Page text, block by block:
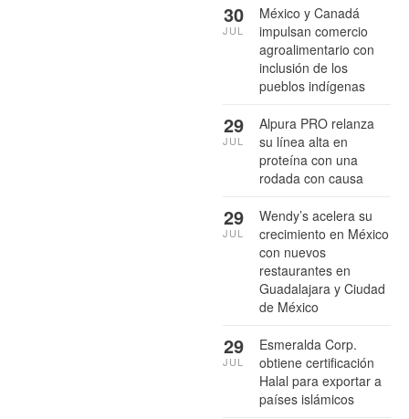
México y Canadá
impulsan comercio
agroalimentario con
inclusión de los
pueblos indígenas
30
JUL
Alpura PRO relanza
su línea alta en
proteína con una
rodada con causa
29
JUL
Wendy’s acelera su
crecimiento en México
con nuevos
restaurantes en
Guadalajara y Ciudad
de México
29
JUL
Esmeralda Corp.
obtiene certificación
Halal para exportar a
países islámicos
29
JUL